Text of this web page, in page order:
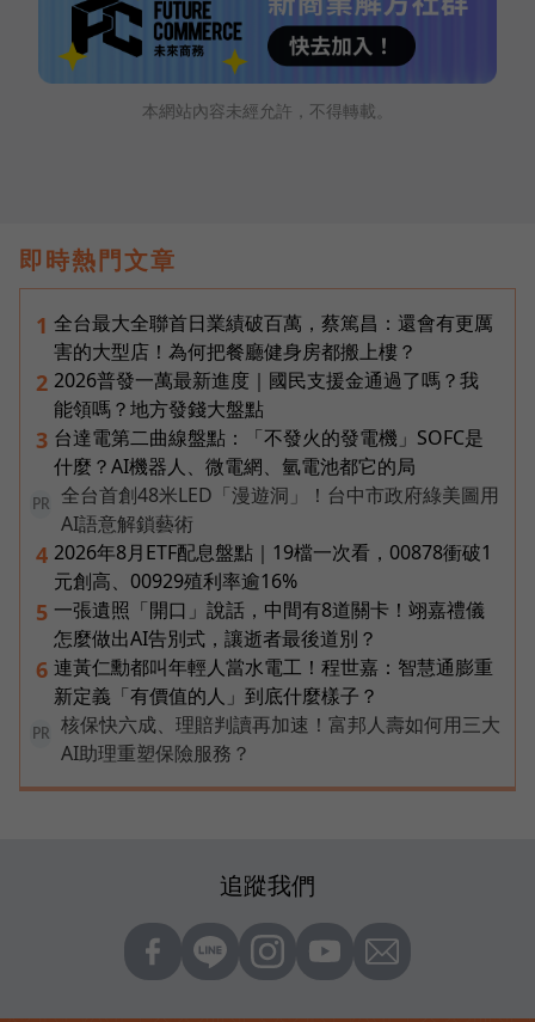
本網站內容未經允許，不得轉載。
即時熱門文章
1 全台最大全聯首日業績破百萬，蔡篤昌：還會有更厲
害的大型店！為何把餐廳健身房都搬上樓？
2 2026普發一萬最新進度｜國民支援金通過了嗎？我
能領嗎？地方發錢大盤點
3 台達電第二曲線盤點：「不發火的發電機」SOFC是
什麼？AI機器人、微電網、氫電池都它的局
PR
全台首創48米LED「漫遊洞」！台中市政府綠美圖用
AI語意解鎖藝術
4 2026年8月ETF配息盤點｜19檔一次看，00878衝破1
元創高、00929殖利率逾16%
5 一張遺照「開口」說話，中間有8道關卡！翊嘉禮儀
怎麼做出AI告別式，讓逝者最後道別？
6 連黃仁勳都叫年輕人當水電工！程世嘉：智慧通膨重
新定義「有價值的人」到底什麼樣子？
PR
核保快六成、理賠判讀再加速！富邦人壽如何用三大
AI助理重塑保險服務？
追蹤我們